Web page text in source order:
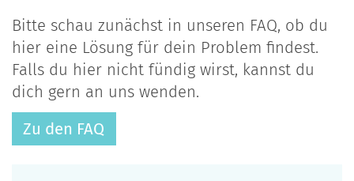
Bitte schau zunächst in unseren FAQ, ob du
hier eine Lösung für dein Problem findest.
Falls du hier nicht fündig wirst, kannst du
dich gern an uns wenden.
Zu den FAQ